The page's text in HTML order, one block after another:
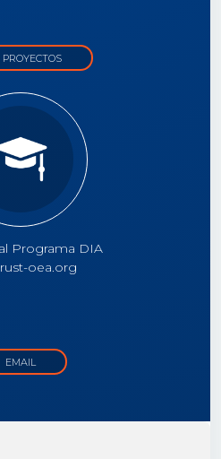
Programa DIA
oea.org
EMAIL